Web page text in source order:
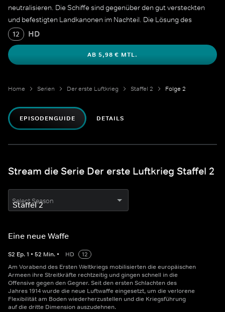
neutralisieren. Die Schiffe sind gegenüber den gut versteckten
und befestigten Landkanonen im Nachteil. Die Lösung des
Problems ist die neue Luftwaffe.
12 HD
AB 5,98 € MTL.
Home Serien Der erste Luftkrieg Staffel 2 Folge 2
EPISODENGUIDE DETAILS
Stream die Serie Der erste Luftkrieg Staffel 2
Select Season
Eine neue Waffe
S2 Ep.1 • 52 Min. • HD
12
Am Vorabend des Ersten Weltkriegs mobilisierten die europäischen
Armeen ihre Streitkräfte rechtzeitig und gingen schnell in die
Offensive gegen den Gegner. Seit den ersten Schlachten des
Jahres 1914 wurde die neue Luftwaffe eingesetzt, um die verlorene
Flexibilität am Boden wiederherzustellen und die Kriegsführung
auf die dritte Dimension auszudehnen.